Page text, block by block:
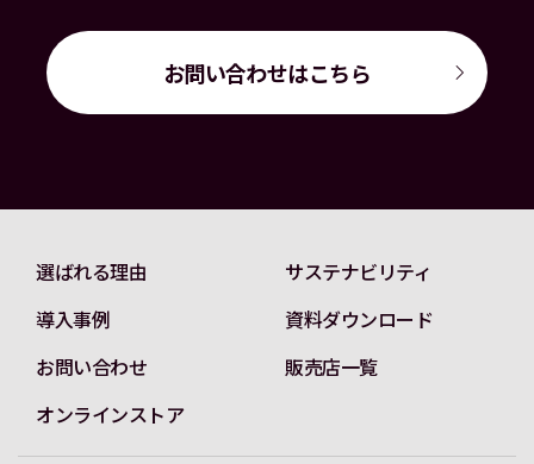
お問い合わせはこちら
選ばれる理由
サステナビリティ
導入事例
資料ダウンロード
お問い合わせ
販売店一覧
オンラインストア